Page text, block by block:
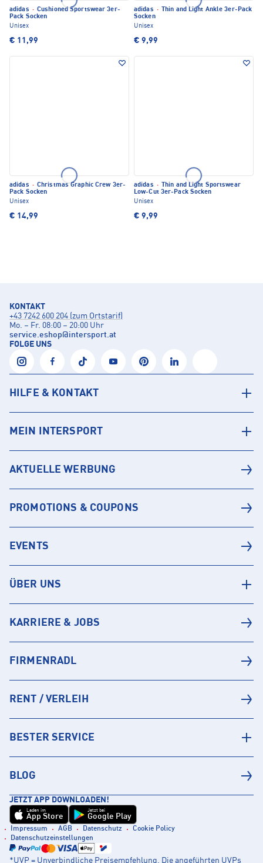
adidas · Cushioned Sportswear 3er-
Pack Socken
Unisex
€ 11,99
adidas ·
Thin and Light Ankle 3er-Pack
Socken
Unisex
€ 9,99
adidas · Christmas Graphic Crew 3er-
Pack Socken
Unisex
€ 14,99
adidas ·
Thin and Light Sportswear
Low-Cut 3er-Pack Socken
Unisex
€ 9,99
KONTAKT
+43 7242 600 204 (zum Ortstarif)
Mo. – Fr. 08:00 – 20:00 Uhr
service.eshop@intersport.at
FOLGE UNS
HILFE & KONTAKT
MEIN INTERSPORT
AKTUELLE WERBUNG
PROMOTIONS & COUPONS
EVENTS
ÜBER UNS
KARRIERE & JOBS
FIRMENRADL
RENT / VERLEIH
BESTER SERVICE
BLOG
JETZT APP DOWNLOADEN!
Laden im
App Store
Jetzt bei
Google Play
Impressum AGB Datenschutz
Cookie Policy
Datenschutzeinstellungen
*UVP = Unverbindliche Preisempfehlung. Die angeführten UVPs